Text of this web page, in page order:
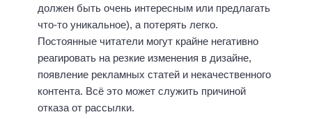
должен быть очень интересным или предлагать
что-то уникальное), а потерять легко.
Постоянные читатели могут крайне негативно
реагировать на резкие изменения в дизайне,
появление рекламных статей и некачественного
контента. Всё это может служить причиной
отказа от рассылки.